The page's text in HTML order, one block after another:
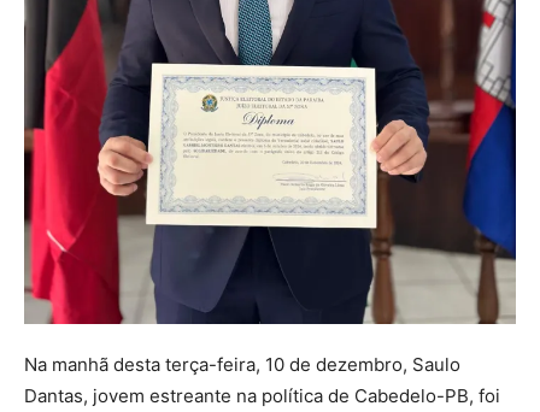
Na manhã desta terça-feira, 10 de dezembro, Saulo
Dantas, jovem estreante na política de Cabedelo-PB, foi